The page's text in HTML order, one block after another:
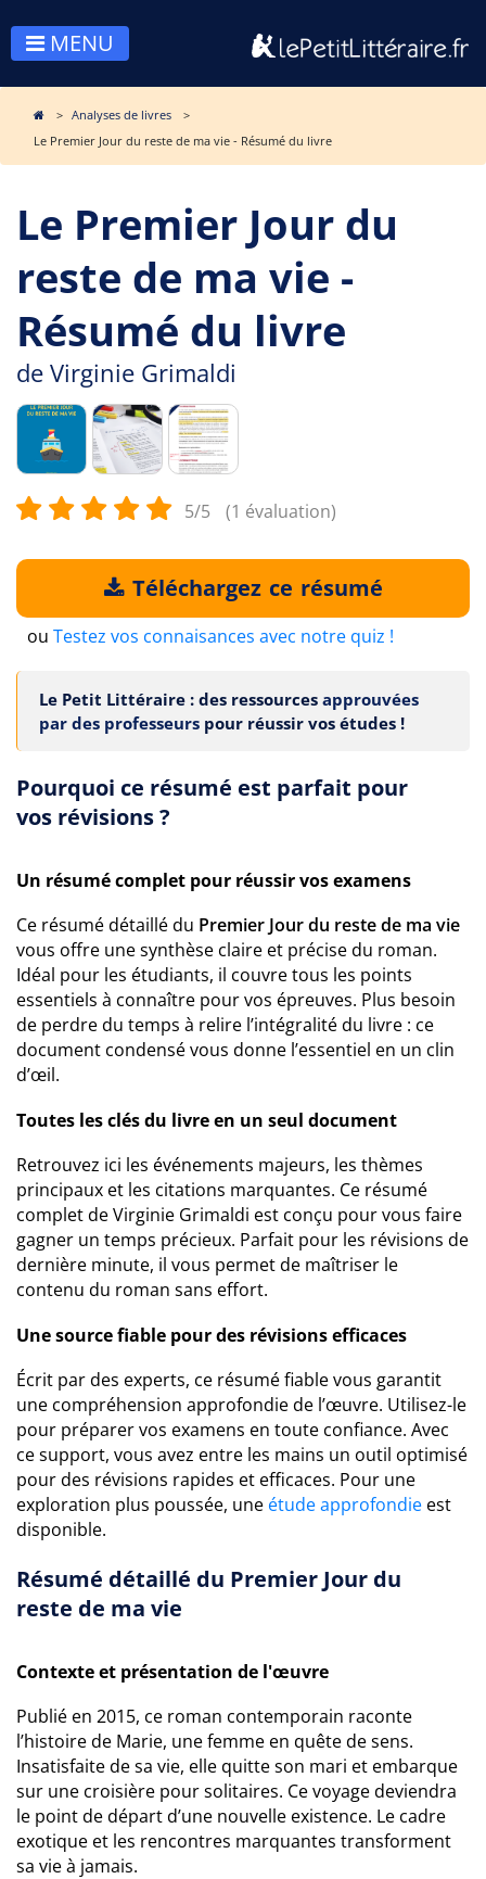
MENU
Analyses de livres
Le Premier Jour du reste de ma vie - Résumé du livre
Le Premier Jour du
reste de ma vie -
Résumé du livre
de Virginie Grimaldi
5/5 (1 évaluation)
Téléchargez ce résumé
ou Testez vos connaisances avec notre quiz !
Le Petit Littéraire : des ressources approuvées
par des professeurs pour réussir vos études !
Pourquoi ce résumé est parfait pour
vos révisions ?
Un résumé complet pour réussir vos examens
Ce résumé détaillé du Premier Jour du reste de ma vie
vous offre une synthèse claire et précise du roman.
Idéal pour les étudiants, il couvre tous les points
essentiels à connaître pour vos épreuves. Plus besoin
de perdre du temps à relire l’intégralité du livre : ce
document condensé vous donne l’essentiel en un clin
d’œil.
Toutes les clés du livre en un seul document
Retrouvez ici les événements majeurs, les thèmes
principaux et les citations marquantes. Ce résumé
complet de Virginie Grimaldi est conçu pour vous faire
gagner un temps précieux. Parfait pour les révisions de
dernière minute, il vous permet de maîtriser le
contenu du roman sans effort.
Une source fiable pour des révisions efficaces
Écrit par des experts, ce résumé fiable vous garantit
une compréhension approfondie de l’œuvre. Utilisez-le
pour préparer vos examens en toute confiance. Avec
ce support, vous avez entre les mains un outil optimisé
pour des révisions rapides et efficaces. Pour une
exploration plus poussée, une étude approfondie est
disponible.
Résumé détaillé du Premier Jour du
reste de ma vie
Contexte et présentation de l'œuvre
Publié en 2015, ce roman contemporain raconte
l’histoire de Marie, une femme en quête de sens.
Insatisfaite de sa vie, elle quitte son mari et embarque
sur une croisière pour solitaires. Ce voyage deviendra
le point de départ d’une nouvelle existence. Le cadre
exotique et les rencontres marquantes transforment
sa vie à jamais.